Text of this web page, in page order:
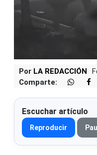
Por LA REDACCIÓN
Comparte:
Escuchar artículo
Reproducir